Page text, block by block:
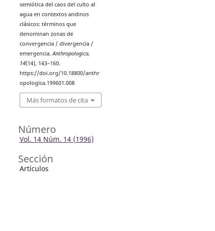
semiótica del caos del culto al
agua en contextos andinos
clásicos: términos que
denominan zonas de
convergencia / divergencia /
emergencia.Anthropologica,
14(14), 143–160.
https://doi.org/10.18800/anthr
opologica.199601.008
Más formatos de cita
Número
Vol. 14 Núm. 14 (1996)
Sección
Artículos